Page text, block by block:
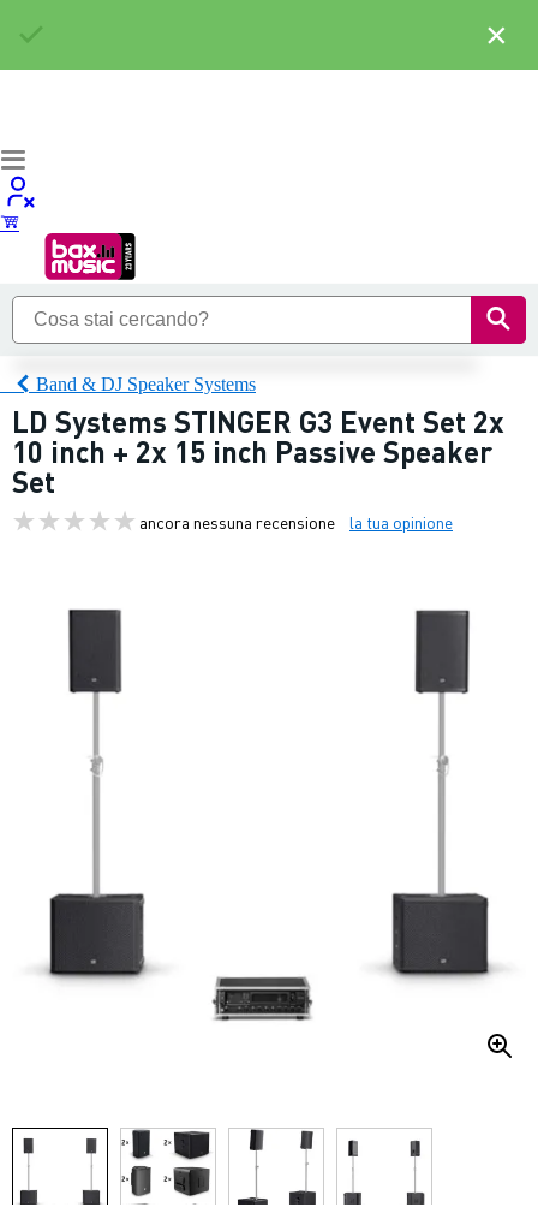
Band & DJ Speaker Systems
LD Systems STINGER G3 Event Set 2x
10 inch + 2x 15 inch Passive Speaker
Set
ancora nessuna recensione la tua opinione
×